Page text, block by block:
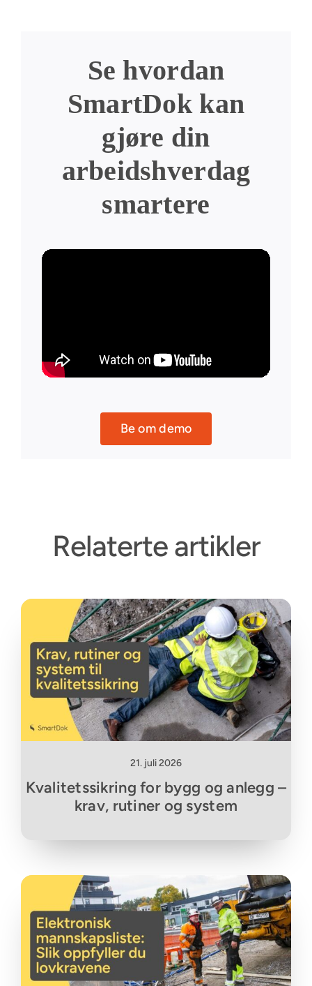
Se hvordan
SmartDok kan
gjøre din
arbeidshverdag
smartere
Be om demo
Relaterte artikler
21. juli 2026
Kvalitetssikring for bygg og anlegg –
krav, rutiner og system